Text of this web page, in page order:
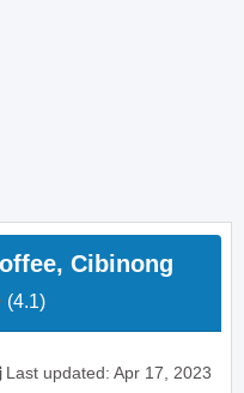
Cibinong
(4.1)
Last updated: Apr 17, 2023